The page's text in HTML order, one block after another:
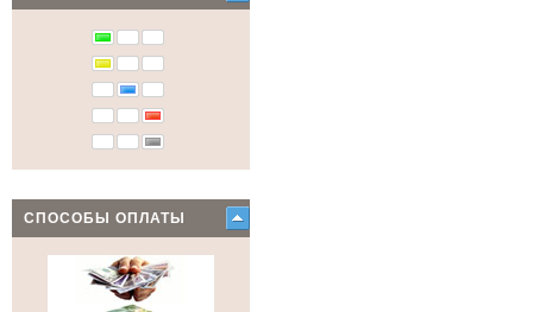
СПОСОБЫ ОПЛАТЫ